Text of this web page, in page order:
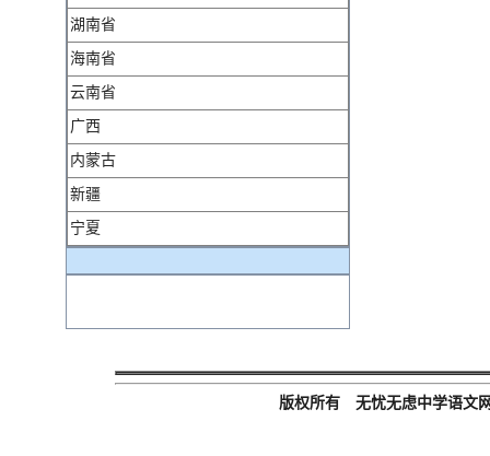
湖南省
海南省
云南省
广西
内蒙古
新疆
宁夏
版权所有 无忧无虑中学语文